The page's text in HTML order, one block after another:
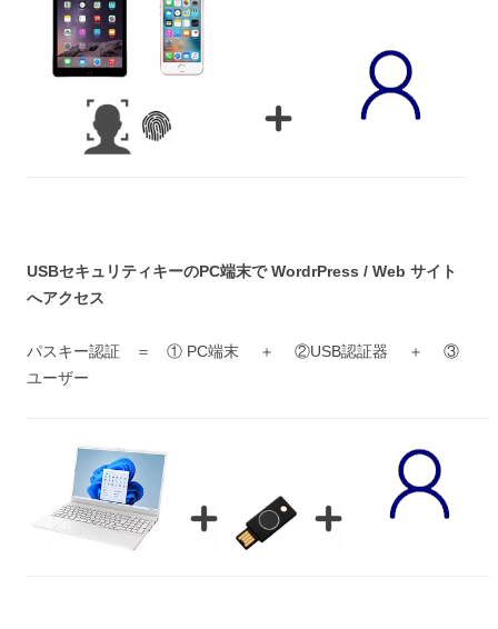
USBセキュリティキーのPC端末で WordrPress / Web サイト
へアクセス
パスキー認証 ＝ ① PC端末 ＋ ②USB認証器 ＋ ③
ユーザー